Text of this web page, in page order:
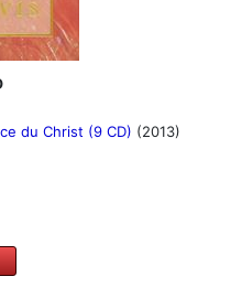
du Christ (9 CD) (2013)